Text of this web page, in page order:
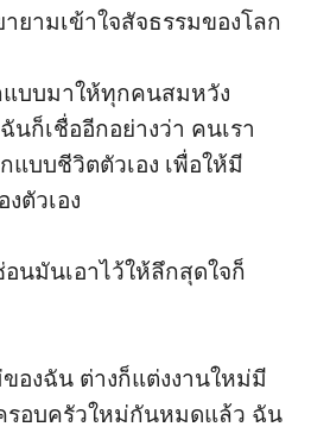
ยามเข้าใจสัจธรรมของโลก
บบมาให้ทุกคนสมหวัง
ก็เชื่ออีกอย่างว่า คนเรา
แบบชีวิตตัวเอง เพื่อให้มี
ตัวเอง
มันเอาไว้ให้ลึกสุดใจก็
องฉัน ต่างก็แต่งงานใหม่มี
อบครัวใหม่กันหมดแล้ว ฉัน